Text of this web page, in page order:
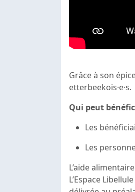
Grâce à son
etterbeekois·e·s.
Qui peut
Les
Les
L’aide
L’Espace